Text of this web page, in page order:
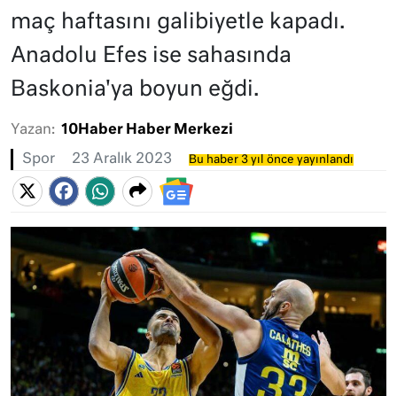
maç haftasını galibiyetle kapadı.
Anadolu Efes ise sahasında
Baskonia'ya boyun eğdi.
Yazan: 10Haber Haber Merkezi
Spor 23 Aralık 2023 Bu haber 3 yıl önce yayınlandı